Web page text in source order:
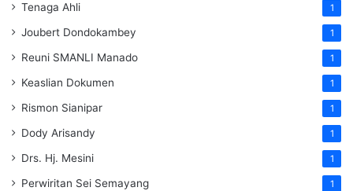
Tenaga Ahli 1
Joubert Dondokambey 1
Reuni SMANLI Manado 1
Keaslian Dokumen 1
Rismon Sianipar 1
Dody Arisandy 1
Drs. Hj. Mesini 1
Perwiritan Sei Semayang 1